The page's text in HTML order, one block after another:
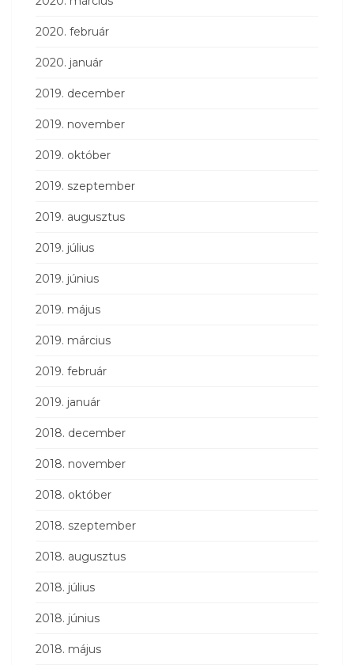
2020. február
2020. január
2019. december
2019. november
2019. október
2019. szeptember
2019. augusztus
2019. július
2019. június
2019. május
2019. március
2019. február
2019. január
2018. december
2018. november
2018. október
2018. szeptember
2018. augusztus
2018. július
2018. június
2018. május